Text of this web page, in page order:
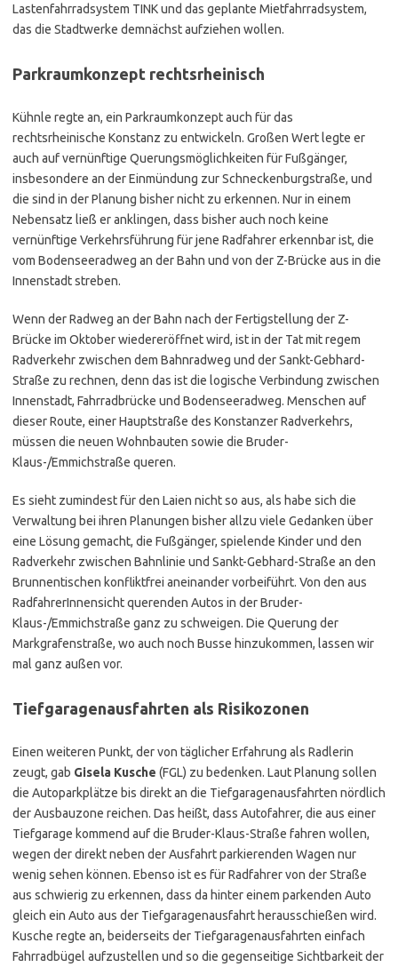
Lastenfahrradsystem TINK und das geplante Mietfahrradsystem,
das die Stadtwerke demnächst aufziehen wollen.
Parkraumkonzept rechtsrheinisch
Kühnle regte an, ein Parkraumkonzept auch für das
rechtsrheinische Konstanz zu entwickeln. Großen Wert legte er
auch auf vernünftige Querungsmöglichkeiten für Fußgänger,
insbesondere an der Einmündung zur Schneckenburgstraße, und
die sind in der Planung bisher nicht zu erkennen. Nur in einem
Nebensatz ließ er anklingen, dass bisher auch noch keine
vernünftige Verkehrsführung für jene Radfahrer erkennbar ist, die
vom Bodenseeradweg an der Bahn und von der Z-Brücke aus in die
Innenstadt streben.
Wenn der Radweg an der Bahn nach der Fertigstellung der Z-
Brücke im Oktober wiedereröffnet wird, ist in der Tat mit regem
Radverkehr zwischen dem Bahnradweg und der Sankt-Gebhard-
Straße zu rechnen, denn das ist die logische Verbindung zwischen
Innenstadt, Fahrradbrücke und Bodenseeradweg. Menschen auf
dieser Route, einer Hauptstraße des Konstanzer Radverkehrs,
müssen die neuen Wohnbauten sowie die Bruder-
Klaus-/Emmichstraße queren.
Es sieht zumindest für den Laien nicht so aus, als habe sich die
Verwaltung bei ihren Planungen bisher allzu viele Gedanken über
eine Lösung gemacht, die Fußgänger, spielende Kinder und den
Radverkehr zwischen Bahnlinie und Sankt-Gebhard-Straße an den
Brunnentischen konfliktfrei aneinander vorbeiführt. Von den aus
RadfahrerInnensicht querenden Autos in der Bruder-
Klaus-/Emmichstraße ganz zu schweigen. Die Querung der
Markgrafenstraße, wo auch noch Busse hinzukommen, lassen wir
mal ganz außen vor.
Tiefgaragenausfahrten als Risikozonen
Einen weiteren Punkt, der von täglicher Erfahrung als Radlerin
zeugt, gab Gisela Kusche (FGL) zu bedenken. Laut Planung sollen
die Autoparkplätze bis direkt an die Tiefgaragenausfahrten nördlich
der Ausbauzone reichen. Das heißt, dass Autofahrer, die aus einer
Tiefgarage kommend auf die Bruder-Klaus-Straße fahren wollen,
wegen der direkt neben der Ausfahrt parkierenden Wagen nur
wenig sehen können. Ebenso ist es für Radfahrer von der Straße
aus schwierig zu erkennen, dass da hinter einem parkenden Auto
gleich ein Auto aus der Tiefgaragenausfahrt herausschießen wird.
Kusche regte an, beiderseits der Tiefgaragenausfahrten einfach
Fahrradbügel aufzustellen und so die gegenseitige Sichtbarkeit der